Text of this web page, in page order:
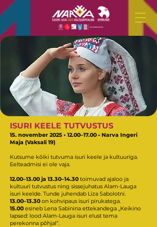
ISURI KEELE TUTVUSTUS
15. november 2025 • 12.00–17.00 • Narva Ingeri
Maja (Vaksali 19)
Kutsume kõiki tutvuma isuri keele ja kultuuriga.
Eelteadmisi ei ole vaja.
12.00–13.00 ja 13.30–14.30 toimuvad ajaloo ja
kultuuri tutvustus ning sissejuhatus Alam-Lauga
isuri keelde. Tunde juhendab Liza Sabolotni.
13.00–13.30 on kohvipaus isuri pirukatega.
15.00 esineb Lena Sabinina ettekandega „Keikino
lapsed: lood Alam-Lauga isuri elust tema
perekonna põhjal“.